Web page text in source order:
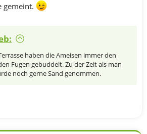
gemeint.
haben die Ameisen immer den
Fugen gebuddelt. Zu der Zeit als man
noch gerne Sand genommen.